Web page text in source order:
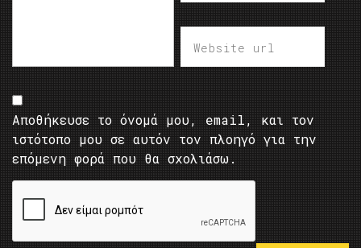
Αποθήκευσε το όνομά μου, email, και τον
ιστότοπο μου σε αυτόν τον πλοηγό για την
επόμενη φορά που θα σχολιάσω.